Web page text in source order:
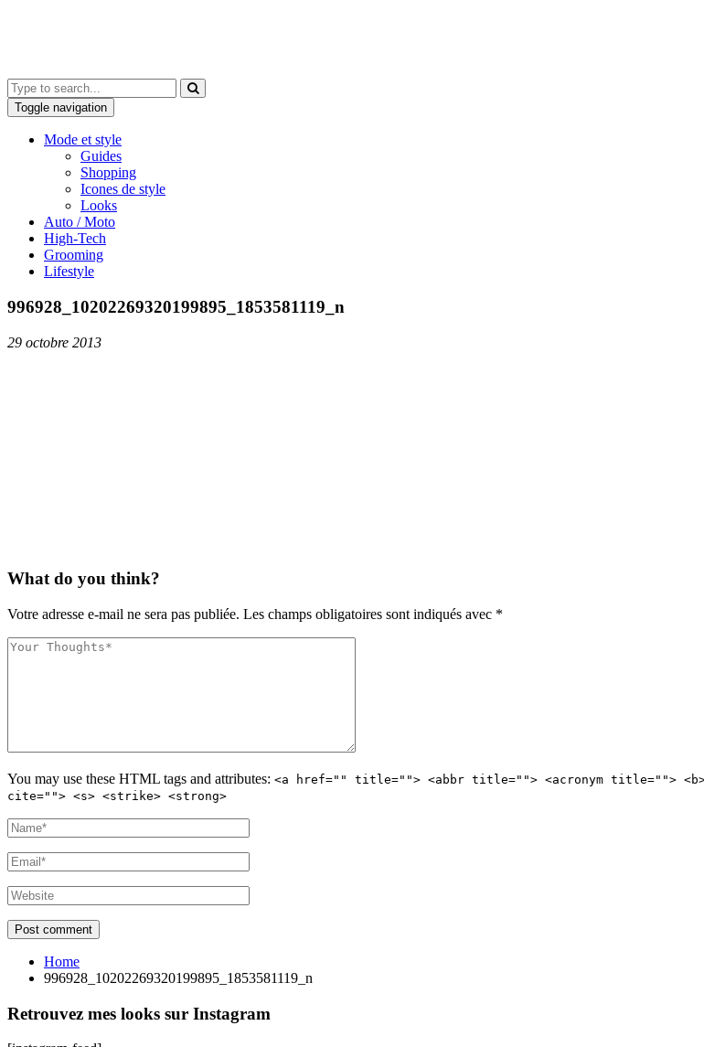
Toggle navigation
Mode et style
Guides
Shopping
Icones de style
Looks
Auto / Moto
High-Tech
Grooming
Lifestyle
996928_10202269320199895_1853581119_n
29 octobre 2013
What do you think?
Votre adresse e-mail ne sera pas publiée. Les champs obligatoires sont indiqués avec *
You may use these HTML tags and attributes: <a href="" title=""> <abbr title=""> <acronym title=""> <b>
cite=""> <s> <strike> <strong>
Home
996928_10202269320199895_1853581119_n
Retrouvez mes looks sur Instagram